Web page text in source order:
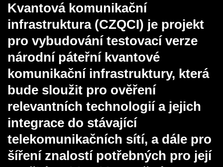
Kvantová komunikační
infrastruktura (CZQCI) je projekt
pro vybudování testovací verze
národní páteřní kvantové
komunikační infrastruktury, která
bude sloužit pro ověření
relevantních technologií a jejich
integrace do stávající
telekomunikačních sítí, a dále pro
šíření znalostí potřebných pro její